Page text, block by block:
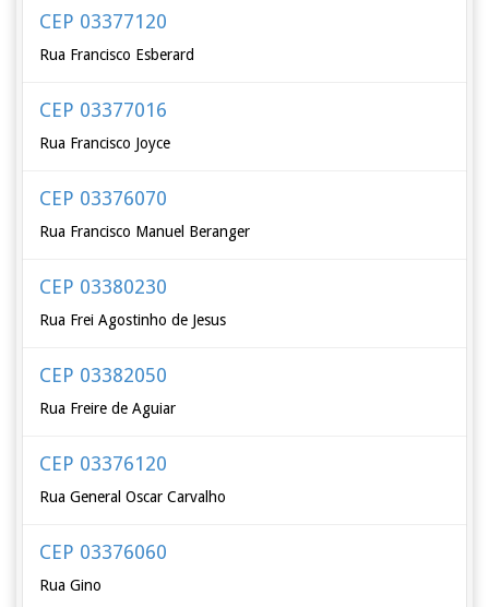
CEP 03377120
Rua Francisco Esberard
CEP 03377016
Rua Francisco Joyce
CEP 03376070
Rua Francisco Manuel Beranger
CEP 03380230
Rua Frei Agostinho de Jesus
CEP 03382050
Rua Freire de Aguiar
CEP 03376120
Rua General Oscar Carvalho
CEP 03376060
Rua Gino